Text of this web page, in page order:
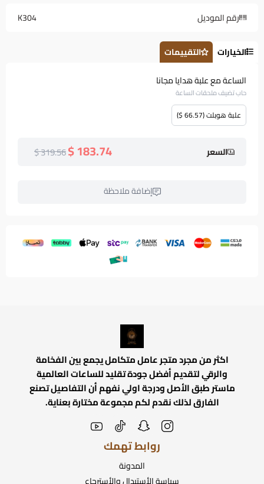
رقم الموديل K304
الخيارات
التقييمات
الساعة مع علبة هدايا مجانا
حاب تضيف ملحقات الساعة
علبة هوبلت (66.57 $)
السعر 183.74 $
319.56 $
إضافة ملاحظة
اكثر من مجرد متجر عامل متكامل يجمع بين الفخامة
والرقي لتقديم أفضل جودة تقليد للساعات العالمية
ماستر طبق الأصل ودرجة اولي نفهم أن التفاصيل تصنع
الفارق لذلك نقدم لكم مجموعة مختارة بعناية.
روابط تهمك
المدونة
سياسة الأستبدال والأسترجاع